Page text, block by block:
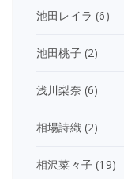
池田レイラ (6)
池田桃子(2)
浅川梨奈 (6)
相場詩織(2)
相沢菜々子 (19)